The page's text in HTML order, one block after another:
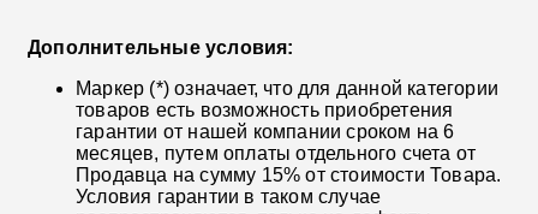
Дополнительные условия:
Маркер (*) означает, что для данной категории
товаров есть возможность приобретения
гарантии от нашей компании сроком на 6
месяцев, путем оплаты отдельного счета от
Продавца на сумму 15% от стоимости Товара.
Условия гарантии в таком случае